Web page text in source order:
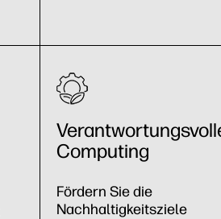
Computing
Fördern Sie die
Nachhaltigkeitsziele